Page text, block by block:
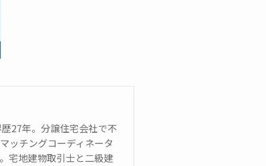
27年。分譲住宅会社で不
ッチングコーディネータ
宅地建物取引士と二級建